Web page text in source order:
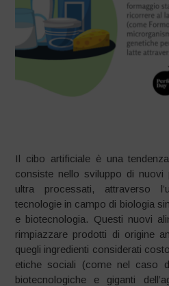
Il cibo artificiale è una
consiste nello sviluppo di nuovi
ultra processati, attraverso
tecnologie in campo di biologia
e biotecnologia. Questi nuovi
rimpiazzare prodotti di origine
quegli ingredienti considerati
etiche sociali (come nel caso
biotecnologiche e giganti